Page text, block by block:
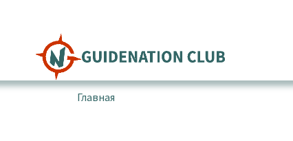
содержимому
Главная